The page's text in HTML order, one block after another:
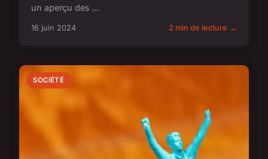
un aperçu des ...
16 juin 2024 2 min de lecture →
SOCIÉTÉ